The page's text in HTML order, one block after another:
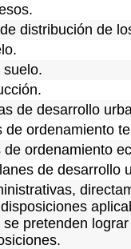
distribución de
de desarrollo
ordenamiento
ordenamiento
de desarrollo
pretenden